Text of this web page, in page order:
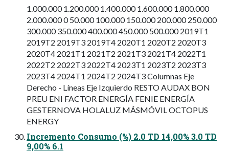
1.000.000 1.200.000 1.400.000 1.600.000 1.800.000
2.000.000 0 50.000 100.000 150.000 200.000 250.000
300.000 350.000 400.000 450.000 500.000 2019T1
2019T2 2019T3 2019T4 2020T1 2020T2 2020T3
2020T4 2021T1 2021T2 2021T3 2021T4 2022T1
2022T2 2022T3 2022T4 2023T1 2023T2 2023T3
2023T4 2024T1 2024T2 2024T3 Columnas Eje
Derecho - Líneas Eje Izquierdo RESTO AUDAX BON
PREU ENI FACTOR ENERGÍA FENIE ENERGÍA
GESTERNOVA HOLALUZ MÁSMÓVIL OCTOPUS
ENERGY
Incremento Consumo (%) 2.0 TD 14,00% 3.0 TD
9,00% 6.1